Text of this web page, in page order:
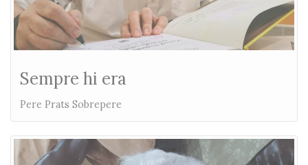
Sempre hi era
Pere Prats Sobrepere